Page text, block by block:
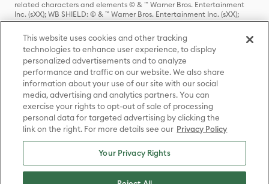
related characters and elements © & ™ Warner Bros. Entertainment
Inc. (sXX); WB SHIELD: © & ™ Warner Bros. Entertainment Inc. (sXX);
HOUSE OF THE DRAGON, GAME OF THRONES, and all related
characters and elements © & ™ Home Box Office, Inc. (sXX); CHILLING
ADVENTURES OF SABRINA, RIVERDALE © & ™ Warner Bros.
Entertainment Inc. Archie Comics and all related characters and
elements © & ™ Archie Comic Publications, Inc. Used with permission.
(sXX); SEINFELD and all related characters and elements © & ™ Castle
Rock Entertainment. (sXX); TED LASSO © & ™ Warner Bros.
Entertainment Inc. & Universal Television LLC (sXX); THE HOBBIT: AN
UNEXPECTED JOURNEY, THE HOBBIT: THE DESOLATION OF SMAUG,
THE HOBBIT: THE BATTLE OF THE FIVE ARMIES, THE LORD OF THE
RINGS: THE FELLOWSHIP OF THE RING, THE LORD OF THE RINGS: THE
TWO TOWERS, THE LORD OF THE RINGS: THE RETURN OF THE KING
and the names of the characters, items, events and places therein are
TM of The Saul Zaentz Company d/b/a Middle-earth Enterprises
under license to New Line Productions, Inc. (sXX), © Warner Bros.
Entertainment Inc. All rights reserved; WHERE THE WILD THINGS ARE
This website uses cookies and other tracking
technologies to enhance user experience, to display
personalized advertisements and to analyze
performance and traffic on our website. We also share
information about your use of our site with our social
media, advertising and analytics partners. You can
exercise your rights to opt-out of sale of processing
personal data for targeted advertising by clicking the
link on the right. For more details see our Privacy Policy
Your Privacy Rights